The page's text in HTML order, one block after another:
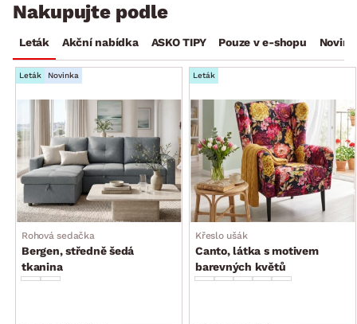
Nakupujte podle
Leták Akční nabídka ASKO TIPY Pouze v e-shopu
Leták Novinka
Rohová sedačka
Bergen, středně šedá
tkanina
Leták
Křeslo ušák
Canto, látka s motivem
barevných květů